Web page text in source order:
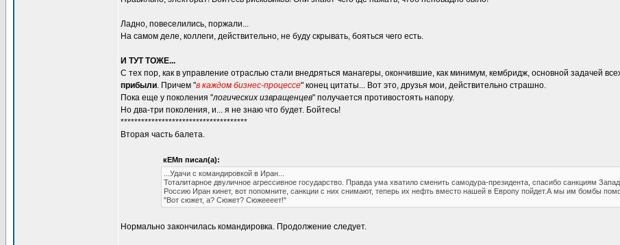
Ладно, повеселились, поржали...
На самом деле, коллеги, действительно, не буду скрывать, бояться чего есть.
И ТУТ ТОЖЕ...
С тех пор, как в управление отраслью стали внедряться манагеры, окончившие, как минимум, кембридж, основной задачей
прибыли. Причем "в каждом бизнес-процессе" конец цитаты... Вот это, друзья мои, действительно страшно.
Пока еще у поколения "логических извращенцев" получается противостоять напору.
Но два-три поколения, и... я не знаю что будет. Бойтесь!
*************************************
Вторая часть балета.
кЕМп писал(а):
...Удачи с командировкой в Иран...
Тоталитарное двуличное агрессивное государство. Правда ума хватило сменить самодура-президента, спасибо санкциям
Россию Иран кинет, вот попомните, санкции с них снимают, теперь их нефть вместо нашей в Европу пойдет.А мы им бомбы
"Вот сюжет, а? Сюжет? Сюжеееет!"
Нормально закончилась командировка. Продолжение следует.